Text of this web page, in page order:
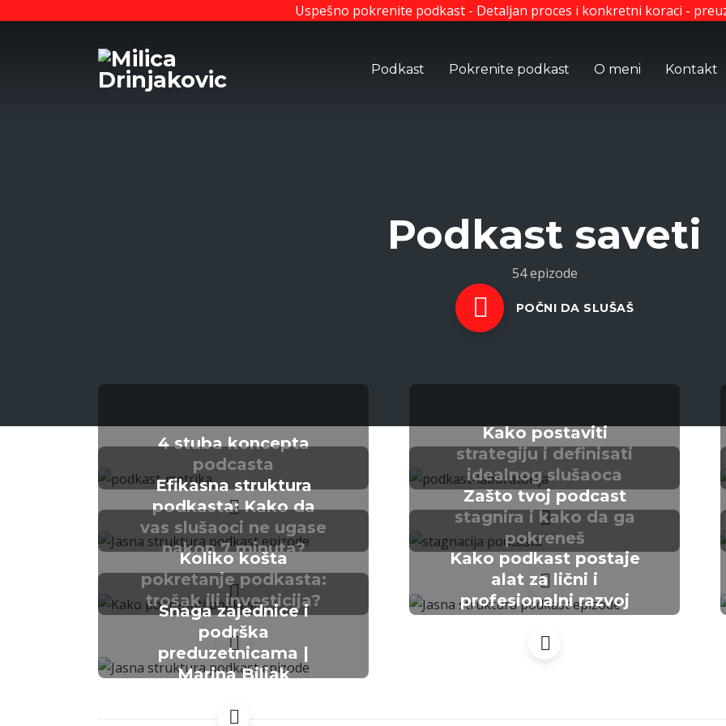
Uspešno pokrenite podkast - Detaljan proces i konkretni koraci -
Podkast Pokrenite podkast O meni Kontakt
Podkast saveti
54 epizode
POČNI DA SLUŠAŠ
4 stuba koncepta
podcasta
Kako postaviti
strategiju i definisati
idealnog slušaoca
Efikasna struktura
podkasta: Kako da
vas slušaoci ne ugase
nakon 7 minuta?
Zašto tvoj podcast
stagnira i kako da ga
pokreneš
Koliko košta
pokretanje podkasta:
trošak ili investicija?
Kako podkast postaje
alat za lični i
profesionalni razvoj
Snaga zajednice i
podrška
preduzetnicama |
Marina Biljak